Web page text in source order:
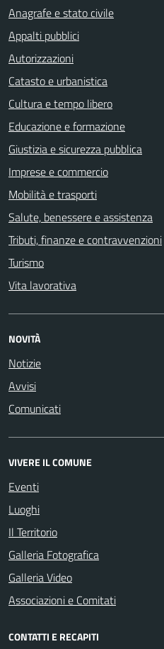
Anagrafe e stato civile
Appalti pubblici
Autorizzazioni
Catasto e urbanistica
Cultura e tempo libero
Educazione e formazione
Giustizia e sicurezza pubblica
Imprese e commercio
Mobilità e trasporti
Salute, benessere e assistenza
Tributi, finanze e contravvenzioni
Turismo
Vita lavorativa
NOVITÀ
Notizie
Avvisi
Comunicati
VIVERE IL COMUNE
Eventi
Luoghi
Il Territorio
Galleria Fotografica
Galleria Video
Associazioni e Comitati
CONTATTI E RECAPITI